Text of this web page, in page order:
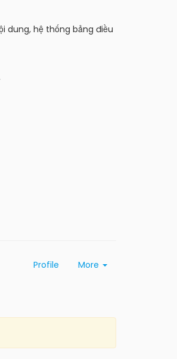
dung, hệ thống bảng điều
Profile More